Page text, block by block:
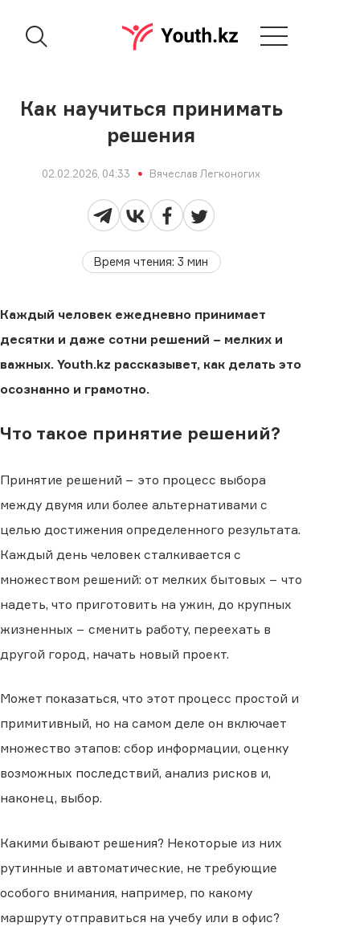
Как научиться принимать
решения
02.02.2026, 04:33 Вячеслав Легконогих
Время чтения:3 мин
Каждый человек ежедневно принимает
десятки и даже сотни решений − мелких и
важных. Youth.kz рассказывет, как делать это
осознанно и грамотно.
Что такое принятие решений?
Принятие решений − это процесс выбора
между двумя или более альтернативами с
целью достижения определенного результата.
Каждый день человек сталкивается с
множеством решений: от мелких бытовых − что
надеть, что приготовить на ужин, до крупных
жизненных − сменить работу, переехать в
другой город, начать новый проект.
Может показаться, что этот процесс простой и
примитивный, но на самом деле он включает
множество этапов: сбор информации, оценку
возможных последствий, анализ рисков и,
наконец, выбор.
Какими бывают решения? Некоторые из них
рутинные и автоматические, не требующие
особого внимания, например, по какому
маршруту отправиться на учебу или в офис?